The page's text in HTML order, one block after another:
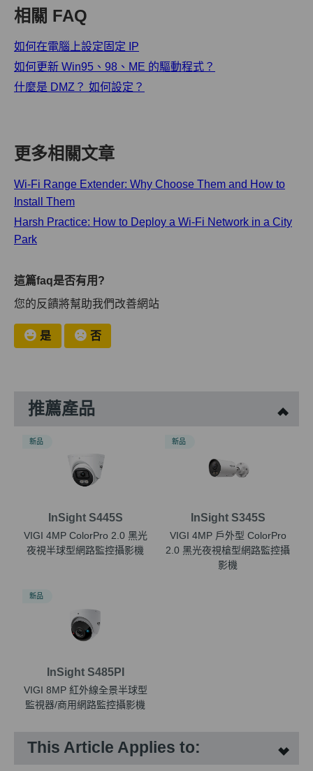
相關 FAQ
如何在電腦上設定固定 IP
如何更新 Win95、98、ME 的驅動程式？
什麼是 DMZ？ 如何設定？
更多相關文章
Wi-Fi Range Extender: Why Choose Them and How to
Install Them
Harsh Practice: How to Deploy a Wi-Fi Network in a City
Park
這篇faq是否有用?
您的反饋將幫助我們改善網站
是 否
推薦產品
InSight S445S
VIGI 4MP ColorPro 2.0 黑光
夜視半球型網路監控攝影機
新品
InSight S345S
VIGI 4MP 戶外型 ColorPro
2.0 黑光夜視槍型網路監控攝
影機
新品
InSight S485PI
VIGI 8MP 紅外線全景半球型
監視器/商用網路監控攝影機
新品
This Article Applies to: